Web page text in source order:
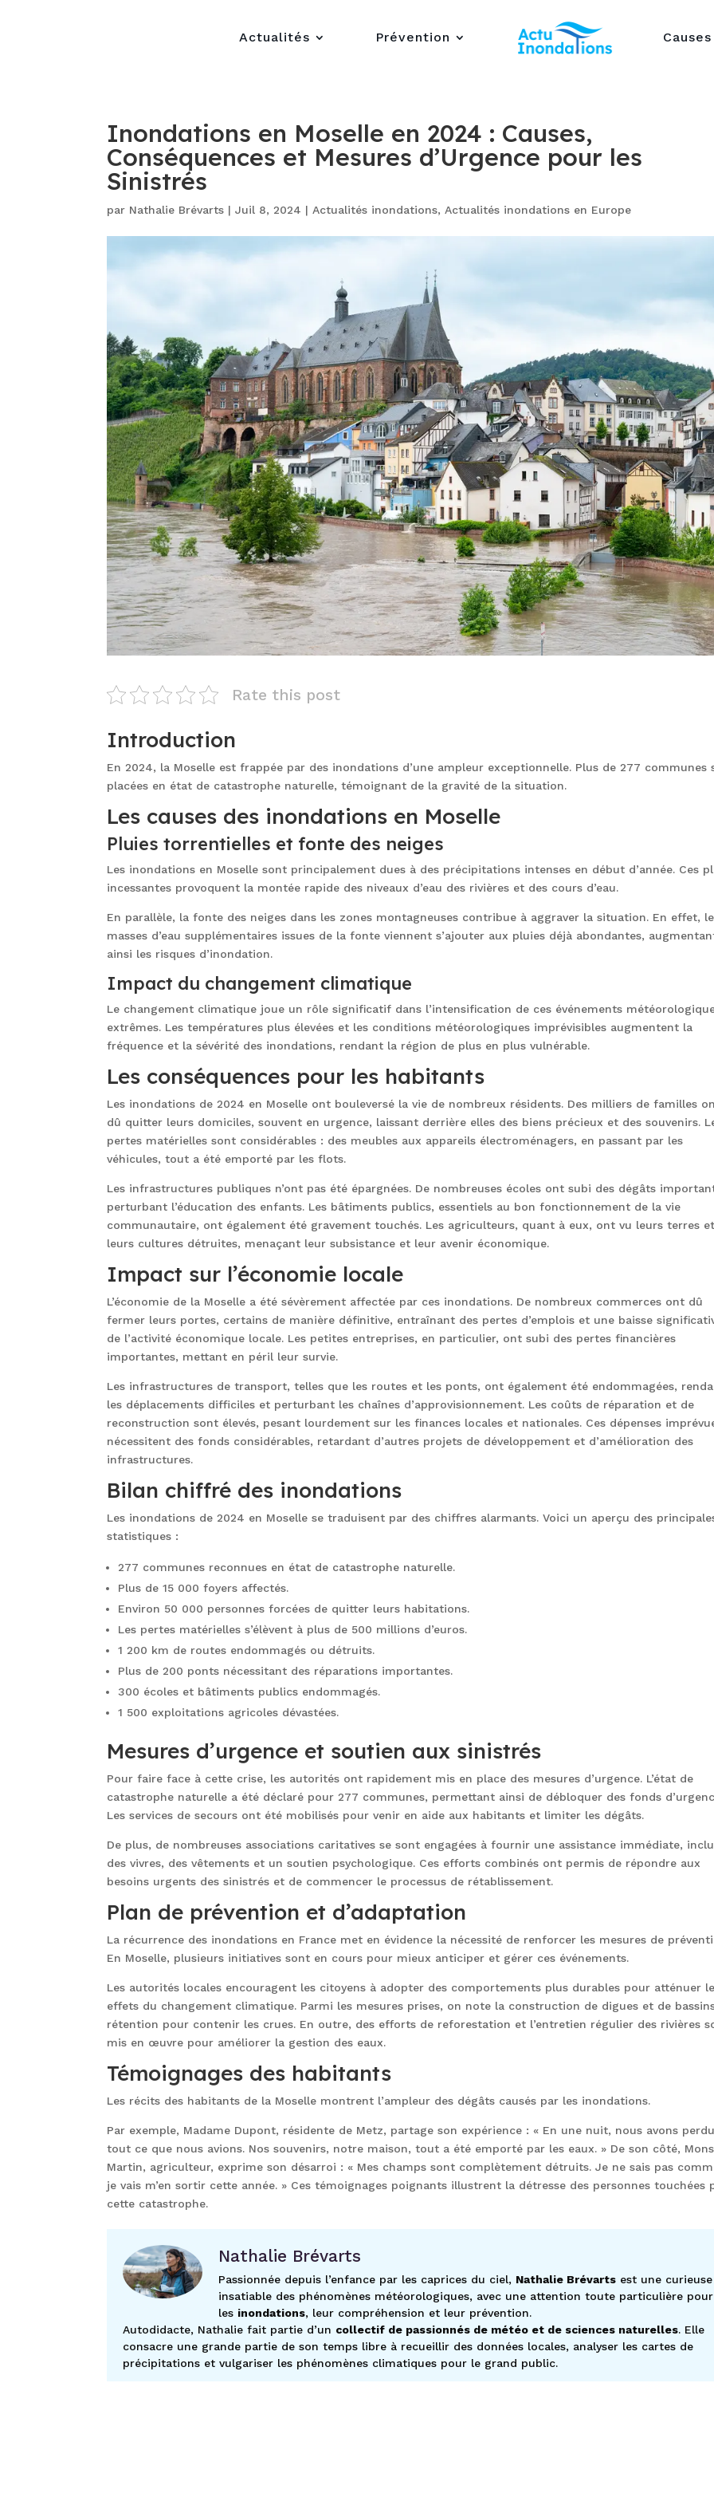
Actualités Prévention Causes
Inondations en Moselle en 2024 : Causes,
Conséquences et Mesures d’Urgence pour les
Sinistrés
par Nathalie Brévarts |Juil 8, 2024 | Actualités inondations, Actualités inondations en Europe
Rate this post
Introduction
En 2024, la Moselle est frappée par des inondations d’une ampleur exceptionnelle. Plus de 277 communes
placées en état de catastrophe naturelle, témoignant de la gravité de la situation.
Les causes des inondations en Moselle
Pluies torrentielles et fonte des neiges
Les inondations en Moselle sont principalement dues à des précipitations intenses en début d’année. Ces
incessantes provoquent la montée rapide des niveaux d’eau des rivières et des cours d’eau.
En parallèle, la fonte des neiges dans les zones montagneuses contribue à aggraver la situation. En effet,
masses d’eau supplémentaires issues de la fonte viennent s’ajouter aux pluies déjà abondantes,
ainsi les risques d’inondation.
Impact du changement climatique
Le changement climatique joue un rôle significatif dans l’intensification de ces événements
extrêmes. Les températures plus élevées et les conditions météorologiques imprévisibles augmentent la
fréquence et la sévérité des inondations, rendant la région de plus en plus vulnérable.
Les conséquences pour les habitants
Les inondations de 2024 en Moselle ont bouleversé la vie de nombreux résidents. Des milliers de familles
dû quitter leurs domiciles, souvent en urgence, laissant derrière elles des biens précieux et des souvenirs.
pertes matérielles sont considérables : des meubles aux appareils électroménagers, en passant par les
véhicules, tout a été emporté par les flots.
Les infrastructures publiques n’ont pas été épargnées. De nombreuses écoles ont subi des dégâts
perturbant l’éducation des enfants. Les bâtiments publics, essentiels au bon fonctionnement de la vie
communautaire, ont également été gravement touchés. Les agriculteurs, quant à eux, ont vu leurs terres
leurs cultures détruites, menaçant leur subsistance et leur avenir économique.
Impact sur l’économie locale
L’économie de la Moselle a été sévèrement affectée par ces inondations. De nombreux commerces ont dû
fermer leurs portes, certains de manière définitive, entraînant des pertes d’emplois et une baisse
de l’activité économique locale. Les petites entreprises, en particulier, ont subi des pertes financières
importantes, mettant en péril leur survie.
Les infrastructures de transport, telles que les routes et les ponts, ont également été endommagées,
les déplacements difficiles et perturbant les chaînes d’approvisionnement. Les coûts de réparation et de
reconstruction sont élevés, pesant lourdement sur les finances locales et nationales. Ces dépenses
nécessitent des fonds considérables, retardant d’autres projets de développement et d’amélioration des
infrastructures.
Bilan chiffré des inondations
Les inondations de 2024 en Moselle se traduisent par des chiffres alarmants. Voici un aperçu des
statistiques :
277 communes reconnues en état de catastrophe naturelle.
Plus de 15 000 foyers affectés.
Environ 50 000 personnes forcées de quitter leurs habitations.
Les pertes matérielles s’élèvent à plus de 500 millions d’euros.
1 200 km de routes endommagés ou détruits.
Plus de 200 ponts nécessitant des réparations importantes.
300 écoles et bâtiments publics endommagés.
1 500 exploitations agricoles dévastées.
Mesures d’urgence et soutien aux sinistrés
Pour faire face à cette crise, les autorités ont rapidement mis en place des mesures d’urgence. L’état de
catastrophe naturelle a été déclaré pour 277 communes, permettant ainsi de débloquer des fonds
Les services de secours ont été mobilisés pour venir en aide aux habitants et limiter les dégâts.
De plus, de nombreuses associations caritatives se sont engagées à fournir une assistance immédiate,
des vivres, des vêtements et un soutien psychologique. Ces efforts combinés ont permis de répondre aux
besoins urgents des sinistrés et de commencer le processus de rétablissement.
Plan de prévention et d’adaptation
La récurrence des inondations en France met en évidence la nécessité de renforcer les mesures de
En Moselle, plusieurs initiatives sont en cours pour mieux anticiper et gérer ces événements.
Les autorités locales encouragent les citoyens à adopter des comportements plus durables pour atténuer
effets du changement climatique. Parmi les mesures prises, on note la construction de digues et de
rétention pour contenir les crues. En outre, des efforts de reforestation et l’entretien régulier des rivières
mis en œuvre pour améliorer la gestion des eaux.
Témoignages des habitants
Les récits des habitants de la Moselle montrent l’ampleur des dégâts causés par les inondations.
Par exemple, Madame Dupont, résidente de Metz, partage son expérience : « En une nuit, nous avons
tout ce que nous avions. Nos souvenirs, notre maison, tout a été emporté par les eaux. » De son côté,
Martin, agriculteur, exprime son désarroi : « Mes champs sont complètement détruits. Je ne sais pas
je vais m’en sortir cette année. » Ces témoignages poignants illustrent la détresse des personnes touchées
cette catastrophe.
Nathalie Brévarts
Passionnée depuis l’enfance par les caprices du ciel, Nathalie Brévarts est une curieuse
insatiable des phénomènes météorologiques, avec une attention toute particulière pour
les inondations, leur compréhension et leur prévention.
Autodidacte, Nathalie fait partie d’un collectif de passionnés de météo et de sciences naturelles. Elle
consacre une grande partie de son temps libre à recueillir des données locales, analyser les cartes de
précipitations et vulgariser les phénomènes climatiques pour le grand public.